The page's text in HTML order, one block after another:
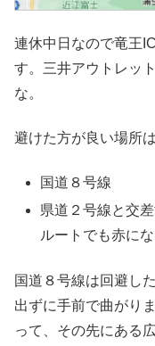
連休中日なので竜王
す。三井アウトレッ
な。
避けた方が良い場所
国道８号線
県道２号線と交
ルートでも赤に
国道８号線は回避し
出ずに手前で曲がり
って、その先にある